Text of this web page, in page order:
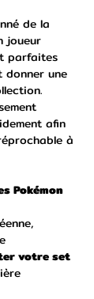
de la
joueur
parfaites
une
afin
à
Pokémon
votre set